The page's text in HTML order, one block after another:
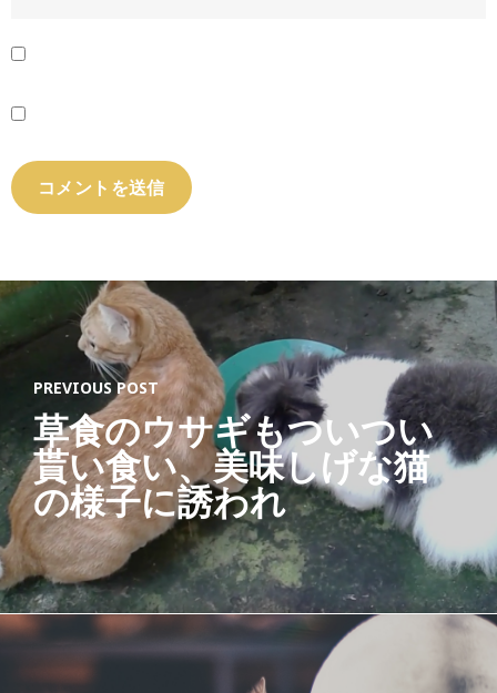
PREVIOUS POST
草食のウサギもついつい
貰い食い、美味しげな猫
の様子に誘われ